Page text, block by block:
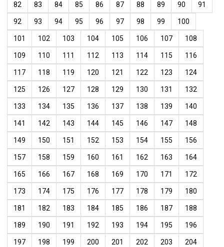
82 83 84 85 86 87 88 89 90 91
92 93 94 95 96 97 98 99 100
101 102 103 104 105 106 107 108
109 110 111 112 113 114 115 116
117 118 119 120 121 122 123 124
125 126 127 128 129 130 131 132
133 134 135 136 137 138 139 140
141 142 143 144 145 146 147 148
149 150 151 152 153 154 155 156
157 158 159 160 161 162 163 164
165 166 167 168 169 170 171 172
173 174 175 176 177 178 179 180
181 182 183 184 185 186 187 188
189 190 191 192 193 194 195 196
197 198 199 200 201 202 203 204